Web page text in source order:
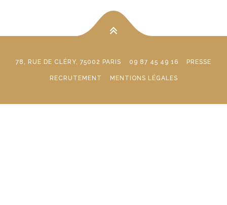
78, RUE DE CLÉRY, 75002 PARIS 09 87 45 49 16 PRESSE
RECRUTEMENT MENTIONS LÉGALES